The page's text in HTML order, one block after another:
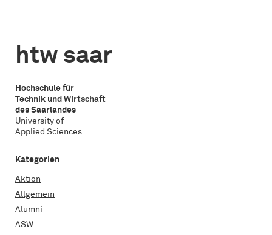
htw saar
Hochschule für
Technik und Wirtschaft
des Saarlandes
University of
Applied Sciences
Kategorien
Aktion
Allgemein
Alumni
ASW